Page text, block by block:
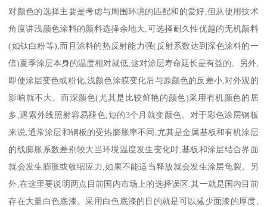
对颜色的选择主要是考虑与周围环境的匹配和的爱好,但从使用技术
角度讲浅颜色涂料的颜料选择余地大,可选择耐久性优越的无机颜料
(如钛白粉等),而且涂料的热反射能力强(反射系数达到深色涂料的一
倍)夏季涂层本身的温度相对就低,这对涂层寿命延长是有益的。另外,
即使涂层变色或粉化,浅颜色涂膜变化后与原颜色的反差小,对外观的
影响就不大。而深颜色(尤其是比较鲜艳的颜色)采用有机颜色的居
多,遇索外线照射容易褪色,短的3个月就变颜色。对于彩色涂层钢板
来说,通常涂层和钢板的受热膨胀率不同,尤其是金属基板和有机涂层
的线膨胀系数差别较大当环境温度发生变化时,基板和涂层结合界面
就会发生膨胀或收缩应力,如果不能适当释放就会发生涂层龟裂。另
外,在这里要说明两点目前国内市场上的选择误区:其一就是国内目前
存在大量白色底漆。采用白色底漆的目的就是可以减少面漆的厚度,